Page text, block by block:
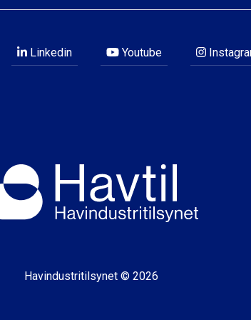
Linkedin Youtube
Havindustritilsynet © 2026